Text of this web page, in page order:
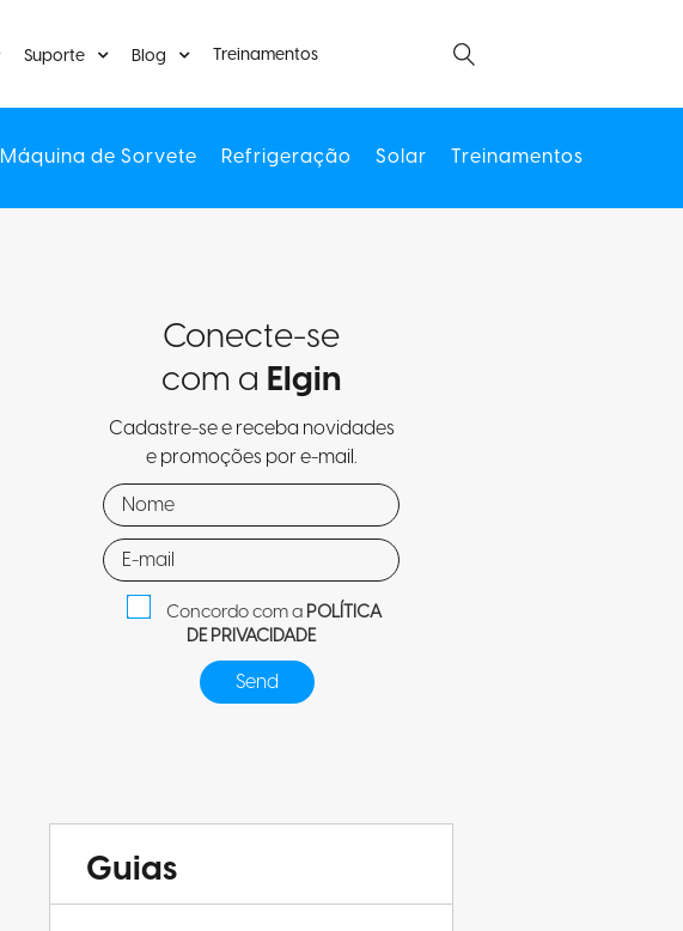
Suporte Blog Treinamentos
Máquina de Sorvete Refrigeração Solar Treinamentos
Conecte-se
com a Elgin
Cadastre-se e receba novidades
e promoções por e-mail.
Concordo com aPOLÍTICA
DE PRIVACIDADE
Guias